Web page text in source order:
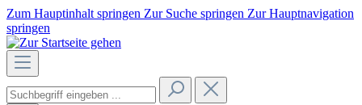
Zum Hauptinhalt springen Zur Suche springen Zur Hauptnavigation
springen